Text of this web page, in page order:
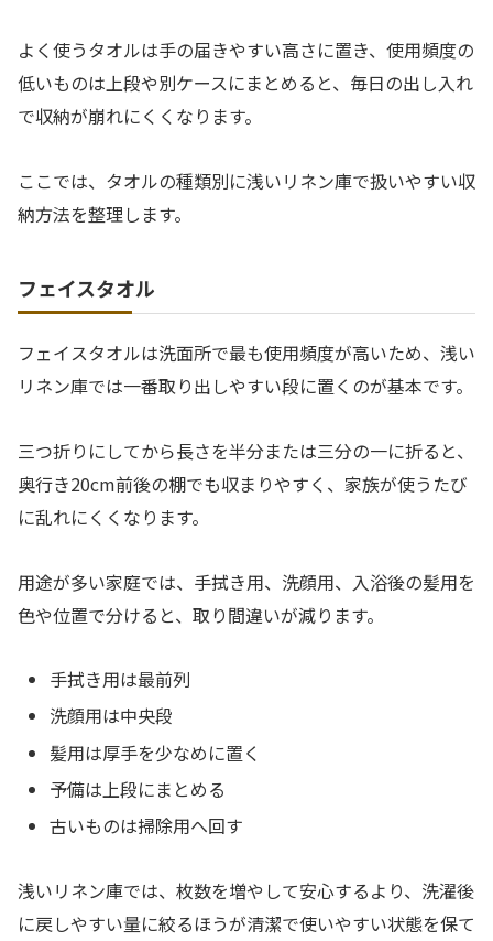
よく使うタオルは手の届きやすい高さに置き、使用頻度の
低いものは上段や別ケースにまとめると、毎日の出し入れ
で収納が崩れにくくなります。
ここでは、タオルの種類別に浅いリネン庫で扱いやすい収
納方法を整理します。
フェイスタオル
フェイスタオルは洗面所で最も使用頻度が高いため、浅い
リネン庫では一番取り出しやすい段に置くのが基本です。
三つ折りにしてから長さを半分または三分の一に折ると、
奥行き20cm前後の棚でも収まりやすく、家族が使うたび
に乱れにくくなります。
用途が多い家庭では、手拭き用、洗顔用、入浴後の髪用を
色や位置で分けると、取り間違いが減ります。
手拭き用は最前列
洗顔用は中央段
髪用は厚手を少なめに置く
予備は上段にまとめる
古いものは掃除用へ回す
浅いリネン庫では、枚数を増やして安心するより、洗濯後
に戻しやすい量に絞るほうが清潔で使いやすい状態を保て